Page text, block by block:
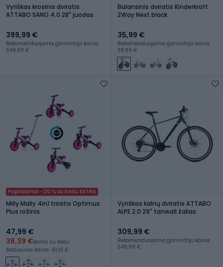
Vyriškas krosinis dviratis
ATTABO SANO 4.0 28" juodas
399,99 €
Rekomenduojama gamintojo kaina:
649,99 €
Balansinis dviratis Kinderkraft
2Way Next black
35,99 €
Rekomenduojama gamintojo kaina:
38,99 €
Papildomai -20 % su kodu EXTRA
Milly Mally 4in1 triratis Optimus
Plus rožinis
47,99 €
38,39 €kaina su kodu
Mažiausia kaina: 43,19 €
Vyriškas kalnų dviratis ATTABO
ALPE 2.0 29" tanwall žalias
309,99 €
Rekomenduojama gamintojo kaina:
549,99 €